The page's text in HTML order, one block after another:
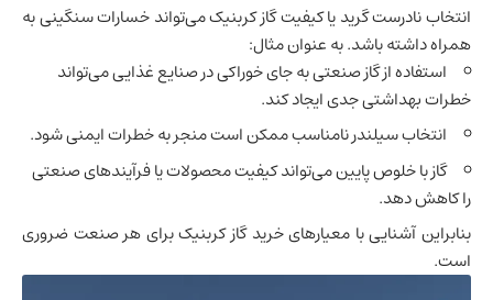
انتخاب نادرست گرید یا کیفیت گاز کربنیک می‌تواند خسارات سنگینی به
همراه داشته باشد. به عنوان مثال:
استفاده از گاز صنعتی به جای خوراکی در صنایع غذایی می‌تواند
خطرات بهداشتی جدی ایجاد کند.
انتخاب سیلندر نامناسب ممکن است منجر به خطرات ایمنی شود.
گاز با خلوص پایین می‌تواند کیفیت محصولات یا فرآیندهای صنعتی
را کاهش دهد.
بنابراین آشنایی با معیارهای خرید گاز کربنیک برای هر صنعت ضروری
است.